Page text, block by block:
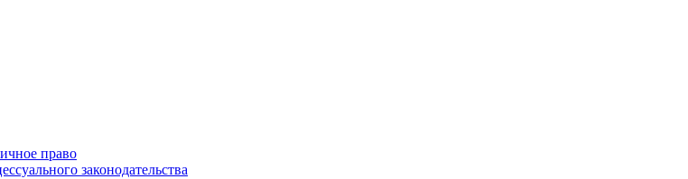
право
законодательства